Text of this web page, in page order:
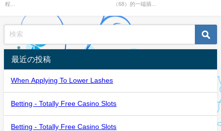
程...
（68）的一端插...
最近の投稿
When Applying To Lower Lashes
Betting - Totally Free Casino Slots
Betting - Totally Free Casino Slots